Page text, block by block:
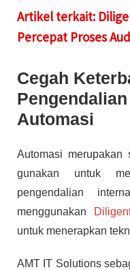
Artikel terkait:
Percepat Proses
Cegah
Automasi
Automasi
gunakan untuk
pengendalian
menggunakan
untuk menerapkan
AMT IT Solutions